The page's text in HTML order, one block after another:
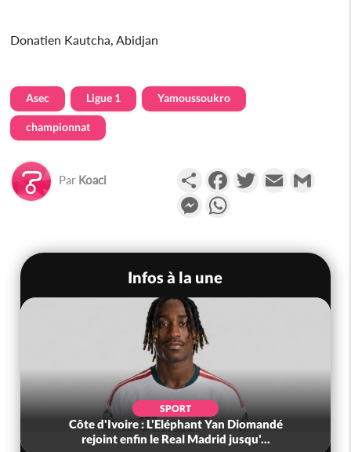
Donatien Kautcha, Abidjan
Asec Ligue 1 Yamoussoukro
championnat
Par Koaci PartagerFacebookTwitterEmail
Messenger
Infos à la une
SPORT
Côte d'Ivoire : L'Eléphant Yan Diomandé
rejoint enfin le Real Madrid jusqu'...